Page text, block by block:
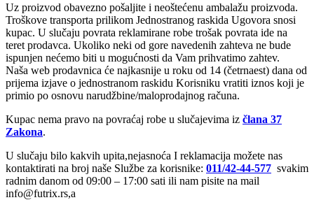
Uz proizvod obavezno pošaljite i neoštećenu ambalažu proizvoda.
Troškove transporta prilikom Jednostranog raskida Ugovora snosi
kupac. U slučaju povrata reklamirane robe trošak povrata ide na
teret prodavca. Ukoliko neki od gore navedenih zahteva ne bude
ispunjen nećemo biti u mogućnosti da Vam prihvatimo zahtev.
Naša web prodavnica će najkasnije u roku od 14 (četrnaest) dana od
prijema izjave o jednostranom raskidu Korisniku vratiti iznos koji je
primio po osnovu narudžbine/maloprodajnog računa.
Kupac nema pravo na povraćaj robe u slučajevima iz člana 37
Zakona.
U slučaju bilo kakvih upita,nejasnoća I reklamacija možete nas
kontaktirati na broj naše Službe za korisnike: 011/42-44-577 svakim
radnim danom od 09:00 – 17:00 sati ili nam pisite na mail
info@futrix.rs,a